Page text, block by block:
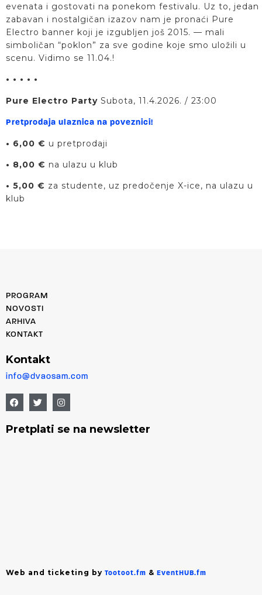
evenata i gostovati na ponekom festivalu. Uz to, jedan
zabavan i nostalgičan izazov nam je pronaći Pure
Electro banner koji je izgubljen još 2015. — mali
simboličan “poklon” za sve godine koje smo uložili u
scenu. Vidimo se 11.04.!
• • • • •
Pure Electro Party Subota, 11.4.2026. / 23:00
Pretprodaja ulaznica na poveznici!
• 6,00 € u pretprodaji
• 8,00 € na ulazu u klub
• 5,00 € za studente, uz predočenje X-ice, na ulazu u
klub
PROGRAM
NOVOSTI
ARHIVA
KONTAKT
Kontakt
info@dvaosam.com
Pretplati se na newsletter
Web and ticketing by Tootoot.fm & EventHUB.fm